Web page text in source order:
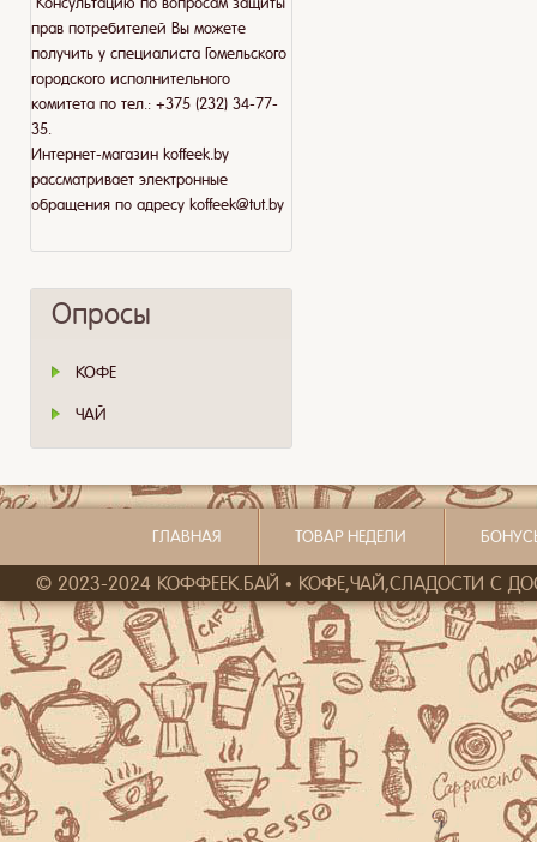
прав потребителей Вы можете
получить у специалиста Гомельского
городского исполнительного
комитета по тел.: +375 (232) 34-77-
35.
Интернет-магазин koffeek.by
рассматривает электронные
обращения по адресу koffeek@tut.by
Опросы
КОФЕ
ЧАЙ
ГЛАВНАЯ ТОВАР НЕДЕЛИ
© 2023-2024 КОФФЕЕК.БАЙ • КОФЕ,ЧАЙ,СЛАДОСТИ С